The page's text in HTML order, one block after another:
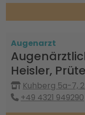
Augenarzt
Heisler,
Kuhberg 5a-7,
+49 4321 949290